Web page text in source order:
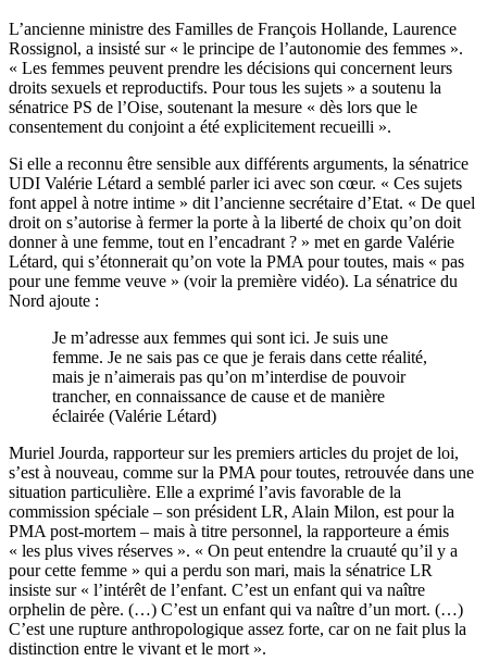
L’ancienne ministre des Familles de François Hollande, Laurence
Rossignol, a insisté sur « le principe de l’autonomie des femmes ».
« Les femmes peuvent prendre les décisions qui concernent leurs
droits sexuels et reproductifs. Pour tous les sujets » a soutenu la
sénatrice PS de l’Oise, soutenant la mesure « dès lors que le
consentement du conjoint a été explicitement recueilli ».
Si elle a reconnu être sensible aux différents arguments, la sénatrice
UDI Valérie Létard a semblé parler ici avec son cœur. « Ces sujets
font appel à notre intime » dit l’ancienne secrétaire d’Etat. « De quel
droit on s’autorise à fermer la porte à la liberté de choix qu’on doit
donner à une femme, tout en l’encadrant ? » met en garde Valérie
Létard, qui s’étonnerait qu’on vote la PMA pour toutes, mais « pas
pour une femme veuve » (voir la première vidéo). La sénatrice du
Nord ajoute :
Je m’adresse aux femmes qui sont ici. Je suis une
femme. Je ne sais pas ce que je ferais dans cette réalité,
mais je n’aimerais pas qu’on m’interdise de pouvoir
trancher, en connaissance de cause et de manière
éclairée (Valérie Létard)
Muriel Jourda, rapporteur sur les premiers articles du projet de loi,
s’est à nouveau, comme sur la PMA pour toutes, retrouvée dans une
situation particulière. Elle a exprimé l’avis favorable de la
commission spéciale – son président LR, Alain Milon, est pour la
PMA post-mortem – mais à titre personnel, la rapporteure a émis
« les plus vives réserves ». « On peut entendre la cruauté qu’il y a
pour cette femme » qui a perdu son mari, mais la sénatrice LR
insiste sur « l’intérêt de l’enfant. C’est un enfant qui va naître
orphelin de père. (…) C’est un enfant qui va naître d’un mort. (…)
C’est une rupture anthropologique assez forte, car on ne fait plus la
distinction entre le vivant et le mort ».